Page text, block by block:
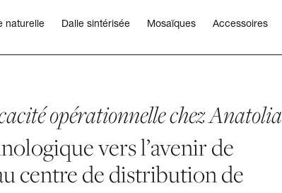
naturelle Dalle sintérisée Mosaïques Accessoires
opérationnelle chez Anatolia
vers l’avenir de
centre de distribution de